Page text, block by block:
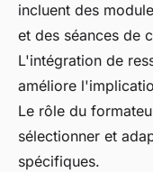
incluent des
et des séances de
L'intégration de
améliore
Le rôle du
sélectionner et
spécifiques.